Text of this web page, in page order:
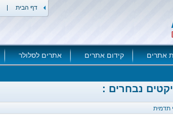
דף הבית
אתרים קידום אתרים אתרים לסלולר
נבחרים :
תדמית